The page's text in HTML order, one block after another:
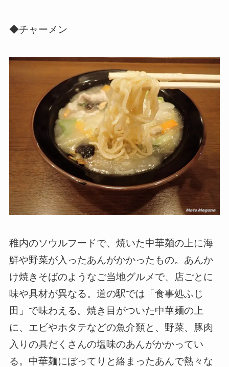
◆チャーメン
稚内のソウルフードで、焼いた中華麺の上に海
鮮や野菜が入ったあんがかかったもの。あんか
け焼きそばのようなご当地グルメで、店ごとに
味や具材が異なる。道の駅では「食事処ふじ
田」で味わえる。焼き目がついた中華麺の上
に、エビやホタテなどの魚介類と、野菜、豚肉
入りの具だくさんの塩味のあんがかかってい
る。中華麺にぼってりと絡まったあんで熱々な